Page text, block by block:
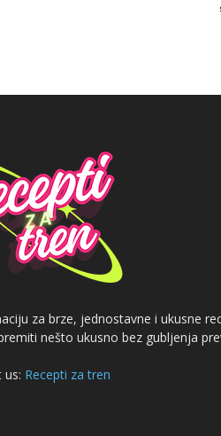
za brze, jednostavne i ukusne
nešto ukusno bez gubljenja
us: Recepti za tren